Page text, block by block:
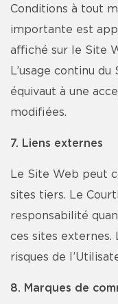
Conditions à tout
importante est
affiché sur le Site
L’usage continu
équivaut à une
modifiées.
7. Liens externes
Le Site Web peut
sites tiers. Le
responsabilité
ces sites externes.
risques de
8. Marques de